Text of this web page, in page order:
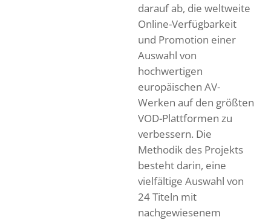
darauf ab, die weltweite
Online-Verfügbarkeit
und Promotion einer
Auswahl von
hochwertigen
europäischen AV-
Werken auf den größten
VOD-Plattformen zu
verbessern. Die
Methodik des Projekts
besteht darin, eine
vielfältige Auswahl von
24 Titeln mit
nachgewiesenem